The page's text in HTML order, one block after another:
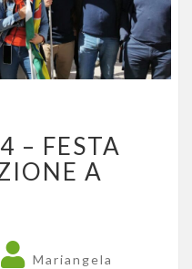
– FESTA
A
Mariangela